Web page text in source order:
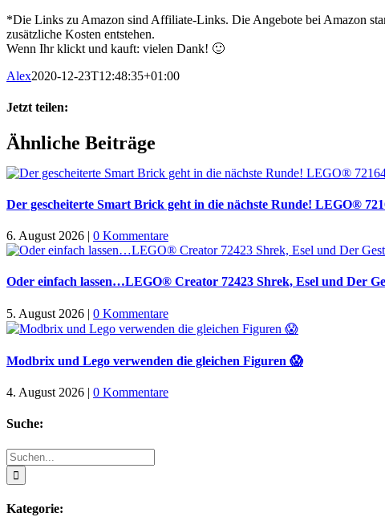
*Die Links zu Amazon sind Affiliate-Links. Die Angebote bei Amazon
zusätzliche Kosten entstehen.
Wenn Ihr klickt und kauft: vielen Dank! 🙂
Alex2020-12-23T12:48:35+01:00
Jetzt teilen:
Facebook
X
WhatsApp
Pinterest
E-
Mail
Ähnliche Beiträge
Der gescheiterte Smart Brick geht in die nächste Runde! LEGO®
6. August 2026 | 0 Kommentare
Oder einfach lassen…LEGO® Creator 72423 Shrek, Esel und Der
5. August 2026 | 0 Kommentare
Modbrix und Lego verwenden die gleichen Figuren 😱
4. August 2026 | 0 Kommentare
Suche:
Suche
nach:
Kategorie: